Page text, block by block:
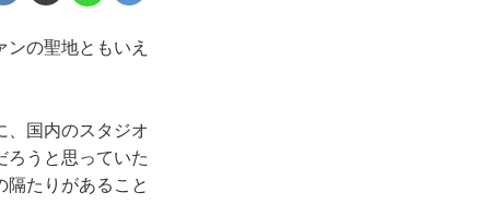
の聖地ともいえ
国内のスタジオ
ろうと思っていた
たりがあること